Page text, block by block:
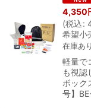
4,350
(税込:
希望小
在庫あり
軽量で
も視認
ボック
号】